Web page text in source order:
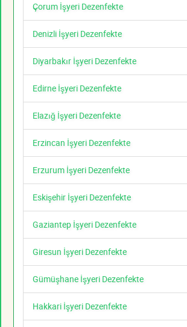
Çorum İşyeri Dezenfekte
Denizli İşyeri Dezenfekte
Diyarbakır İşyeri Dezenfekte
Edirne İşyeri Dezenfekte
Elazığ İşyeri Dezenfekte
Erzincan İşyeri Dezenfekte
Erzurum İşyeri Dezenfekte
Eskişehir İşyeri Dezenfekte
Gaziantep İşyeri Dezenfekte
Giresun İşyeri Dezenfekte
Gümüşhane İşyeri Dezenfekte
Hakkari İşyeri Dezenfekte